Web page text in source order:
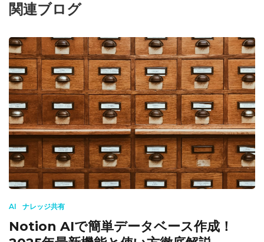
関連ブログ
AI ナレッジ共有
Notion AIで簡単データベース作成！